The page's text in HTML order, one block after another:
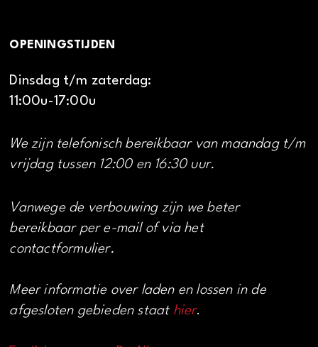
OPENINGSTIJDEN
Dinsdag t/m zaterdag:
11:00u-17:00u
We zijn telefonisch bereikbaar van maandag t/m
vrijdag tussen 12:00 en 16:30 uur.
Vanwege de verbouwing zijn we beter
bereikbaar per e-mail of via het
contactformulier.
Meer informatie over laden en lossen in de
afgesloten gebieden staat hier.